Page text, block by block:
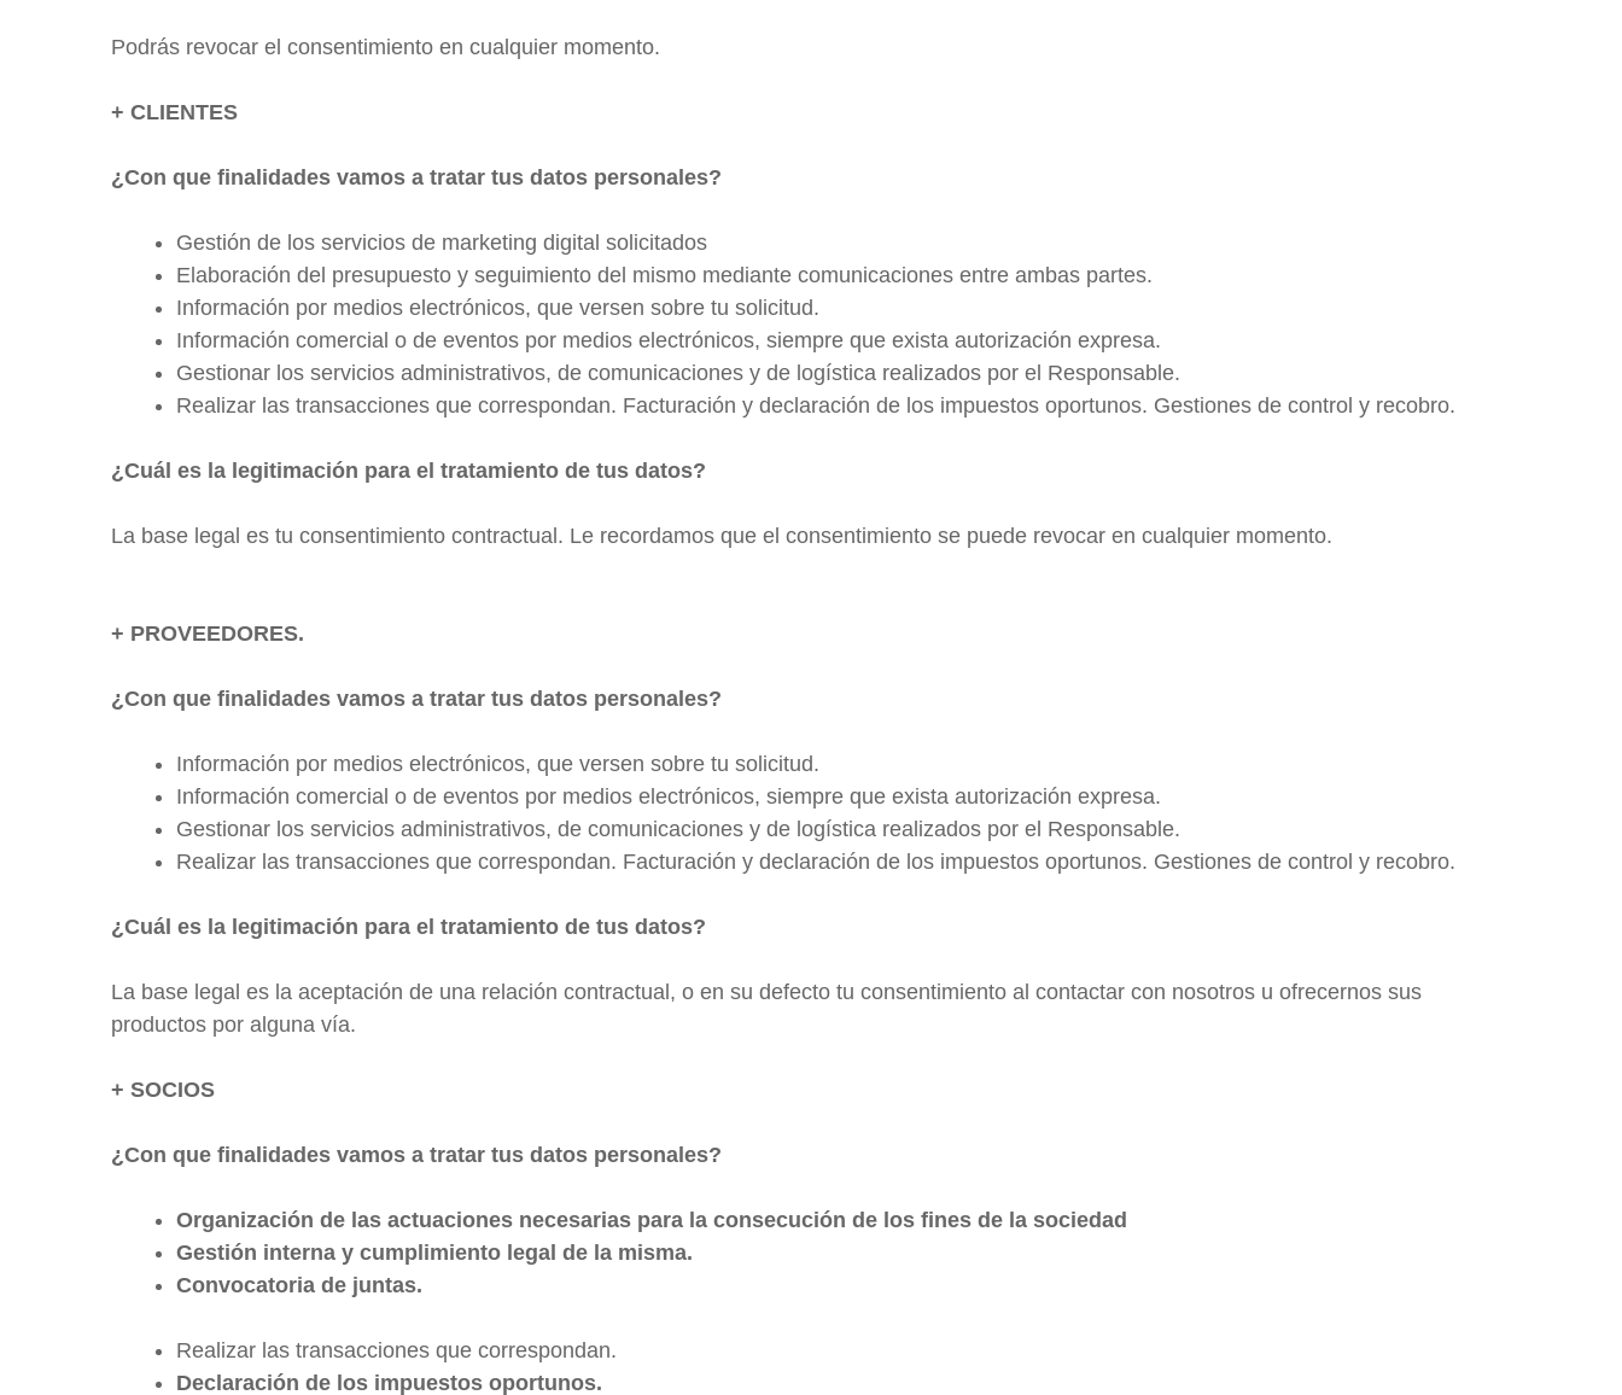
Podrás revocar el consentimiento en cualquier momento.
+ CLIENTES
¿Con que finalidades vamos a tratar tus datos personales?
Gestión de los servicios de marketing digital solicitados
Elaboración del presupuesto y seguimiento del mismo mediante comunicaciones entre ambas partes.
Información por medios electrónicos, que versen sobre tu solicitud.
Información comercial o de eventos por medios electrónicos, siempre que exista autorización expresa.
Gestionar los servicios administrativos, de comunicaciones y de logística realizados por el Responsable.
Realizar las transacciones que correspondan. Facturación y declaración de los impuestos oportunos. Gestiones de control y recobro.
¿Cuál es la legitimación para el tratamiento de tus datos?
La base legal es tu consentimiento contractual. Le recordamos que el consentimiento se puede revocar en cualquier momento.
+ PROVEEDORES.
¿Con que finalidades vamos a tratar tus datos personales?
Información por medios electrónicos, que versen sobre tu solicitud.
Información comercial o de eventos por medios electrónicos, siempre que exista autorización expresa.
Gestionar los servicios administrativos, de comunicaciones y de logística realizados por el Responsable.
Realizar las transacciones que correspondan. Facturación y declaración de los impuestos oportunos. Gestiones de control y recobro.
¿Cuál es la legitimación para el tratamiento de tus datos?
La base legal es la aceptación de una relación contractual, o en su defecto tu consentimiento al contactar con nosotros u ofrecernos sus
productos por alguna vía.
+ SOCIOS
¿Con que finalidades vamos a tratar tus datos personales?
Organización de las actuaciones necesarias para la consecución de los fines de la sociedad
Gestión interna y cumplimiento legal de la misma.
Convocatoria de juntas.
Realizar las transacciones que correspondan.
Declaración de los impuestos oportunos.